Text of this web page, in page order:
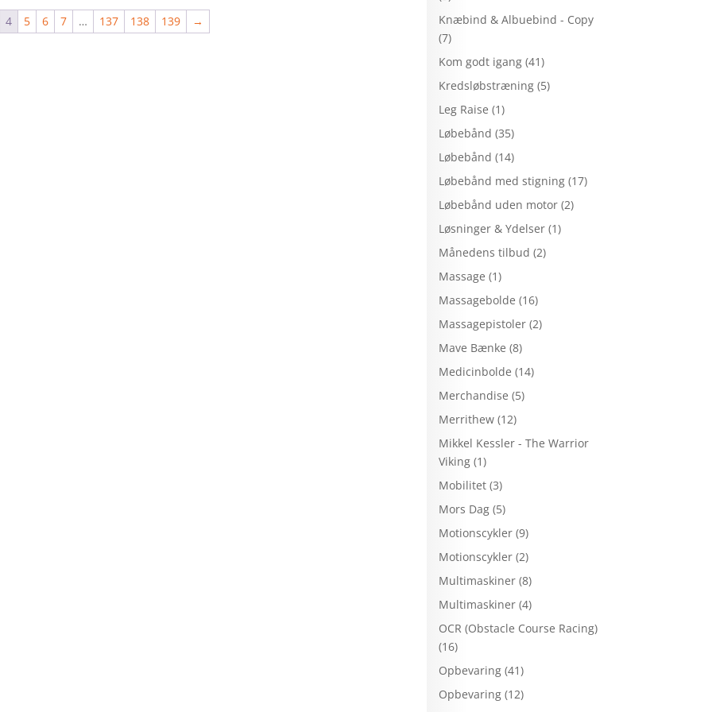
4 5 6 7 … 137 138 139 →
Knæbind & Albuebind - Copy
(7)
Kom godt igang (41)
Kredsløbstræning (5)
Leg Raise (1)
Løbebånd (35)
Løbebånd (14)
Løbebånd med stigning (17)
Løbebånd uden motor (2)
Løsninger & Ydelser (1)
Månedens tilbud (2)
Massage (1)
Massagebolde (16)
Massagepistoler (2)
Mave Bænke (8)
Medicinbolde (14)
Merchandise (5)
Merrithew (12)
Mikkel Kessler - The Warrior
Viking (1)
Mobilitet (3)
Mors Dag (5)
Motionscykler (9)
Motionscykler (2)
Multimaskiner (8)
Multimaskiner (4)
OCR (Obstacle Course Racing)
(16)
Opbevaring (41)
Opbevaring (12)